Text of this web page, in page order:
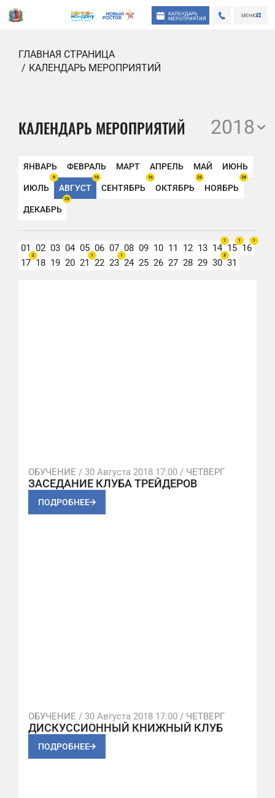
КАЛЕНДАРЬ
МЕРОПРИЯТИЙ
МЕНЮ
ГЛАВНАЯ СТРАНИЦА
КАЛЕНДАРЬ МЕРОПРИЯТИЙ
КАЛЕНДАРЬ МЕРОПРИЯТИЙ 2018
ЯНВАРЬ ФЕВРАЛЬ МАРТ АПРЕЛЬ МАЙ ИЮНЬ
ИЮЛЬ
9
АВГУСТ
10
СЕНТЯБРЬ
16
ОКТЯБРЬ
25
НОЯБРЬ
28
ДЕКАБРЬ
23
01 02 03 04 05 06 07 08 09 10 11 12 13 14
1
15
1
16
1
17
2
18 19 20 21
1
22 23
1
24 25 26 27 28 29 30
3
31
ОБУЧЕНИЕ / 30 Августа 2018 17:00 / ЧЕТВЕРГ
ЗАСЕДАНИЕ КЛУБА ТРЕЙДЕРОВ
ПОДРОБНЕЕ
ОБУЧЕНИЕ / 30 Августа 2018 17:00 / ЧЕТВЕРГ
ДИСКУССИОННЫЙ КНИЖНЫЙ КЛУБ
ПОДРОБНЕЕ